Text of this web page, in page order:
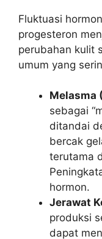
Fluktuasi
progesteron
perubahan kulit
umum yang
Melasma
sebagai
ditandai
bercak
terutama
hormon.
Jerawat
produksi
dapat